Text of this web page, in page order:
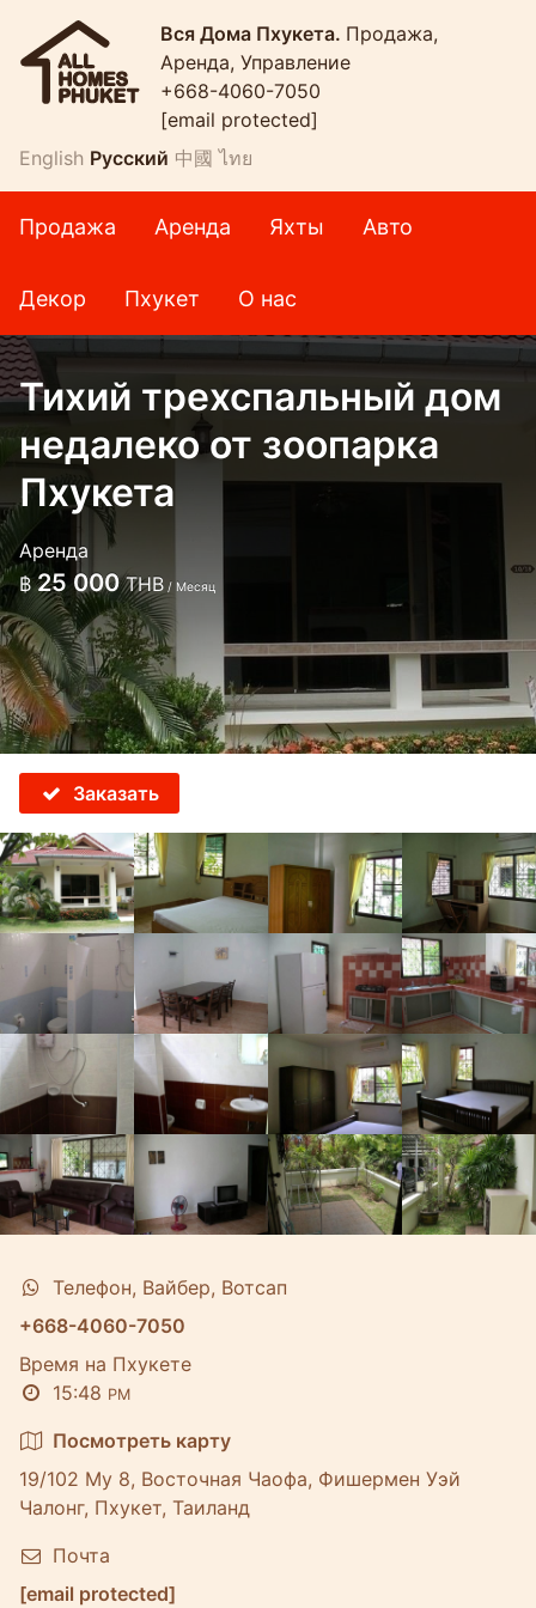
Вся Дома Пхукета. Продажа,
Аренда, Управление
+668-4060-7050
[email protected]
English Русский 中國 ไทย
Продажа Аренда Яхты Авто
Декор Пхукет О нас
Тихий трехспальный дом
недалеко от зоопарка
Пхукета
Аренда
฿ 25 000THB / Месяц
Заказать
Телефон, Вайбер, Вотсап
+668-4060-7050
Время на Пхукете
15:48 PM
Посмотреть карту
19/102 Му 8, Восточная Чаофа, Фишермен Уэй
Чалонг, Пхукет, Таиланд
Почта
[email protected]